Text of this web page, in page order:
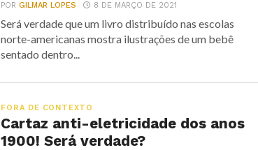
PORGILMAR LOPES 8 DE MARÇO DE 2021
Será verdade que um livro distribuído nas escolas
norte-americanas mostra ilustrações de um bebê
sentado dentro...
FORA DE CONTEXTO
Cartaz anti-eletricidade dos anos
1900! Será verdade?